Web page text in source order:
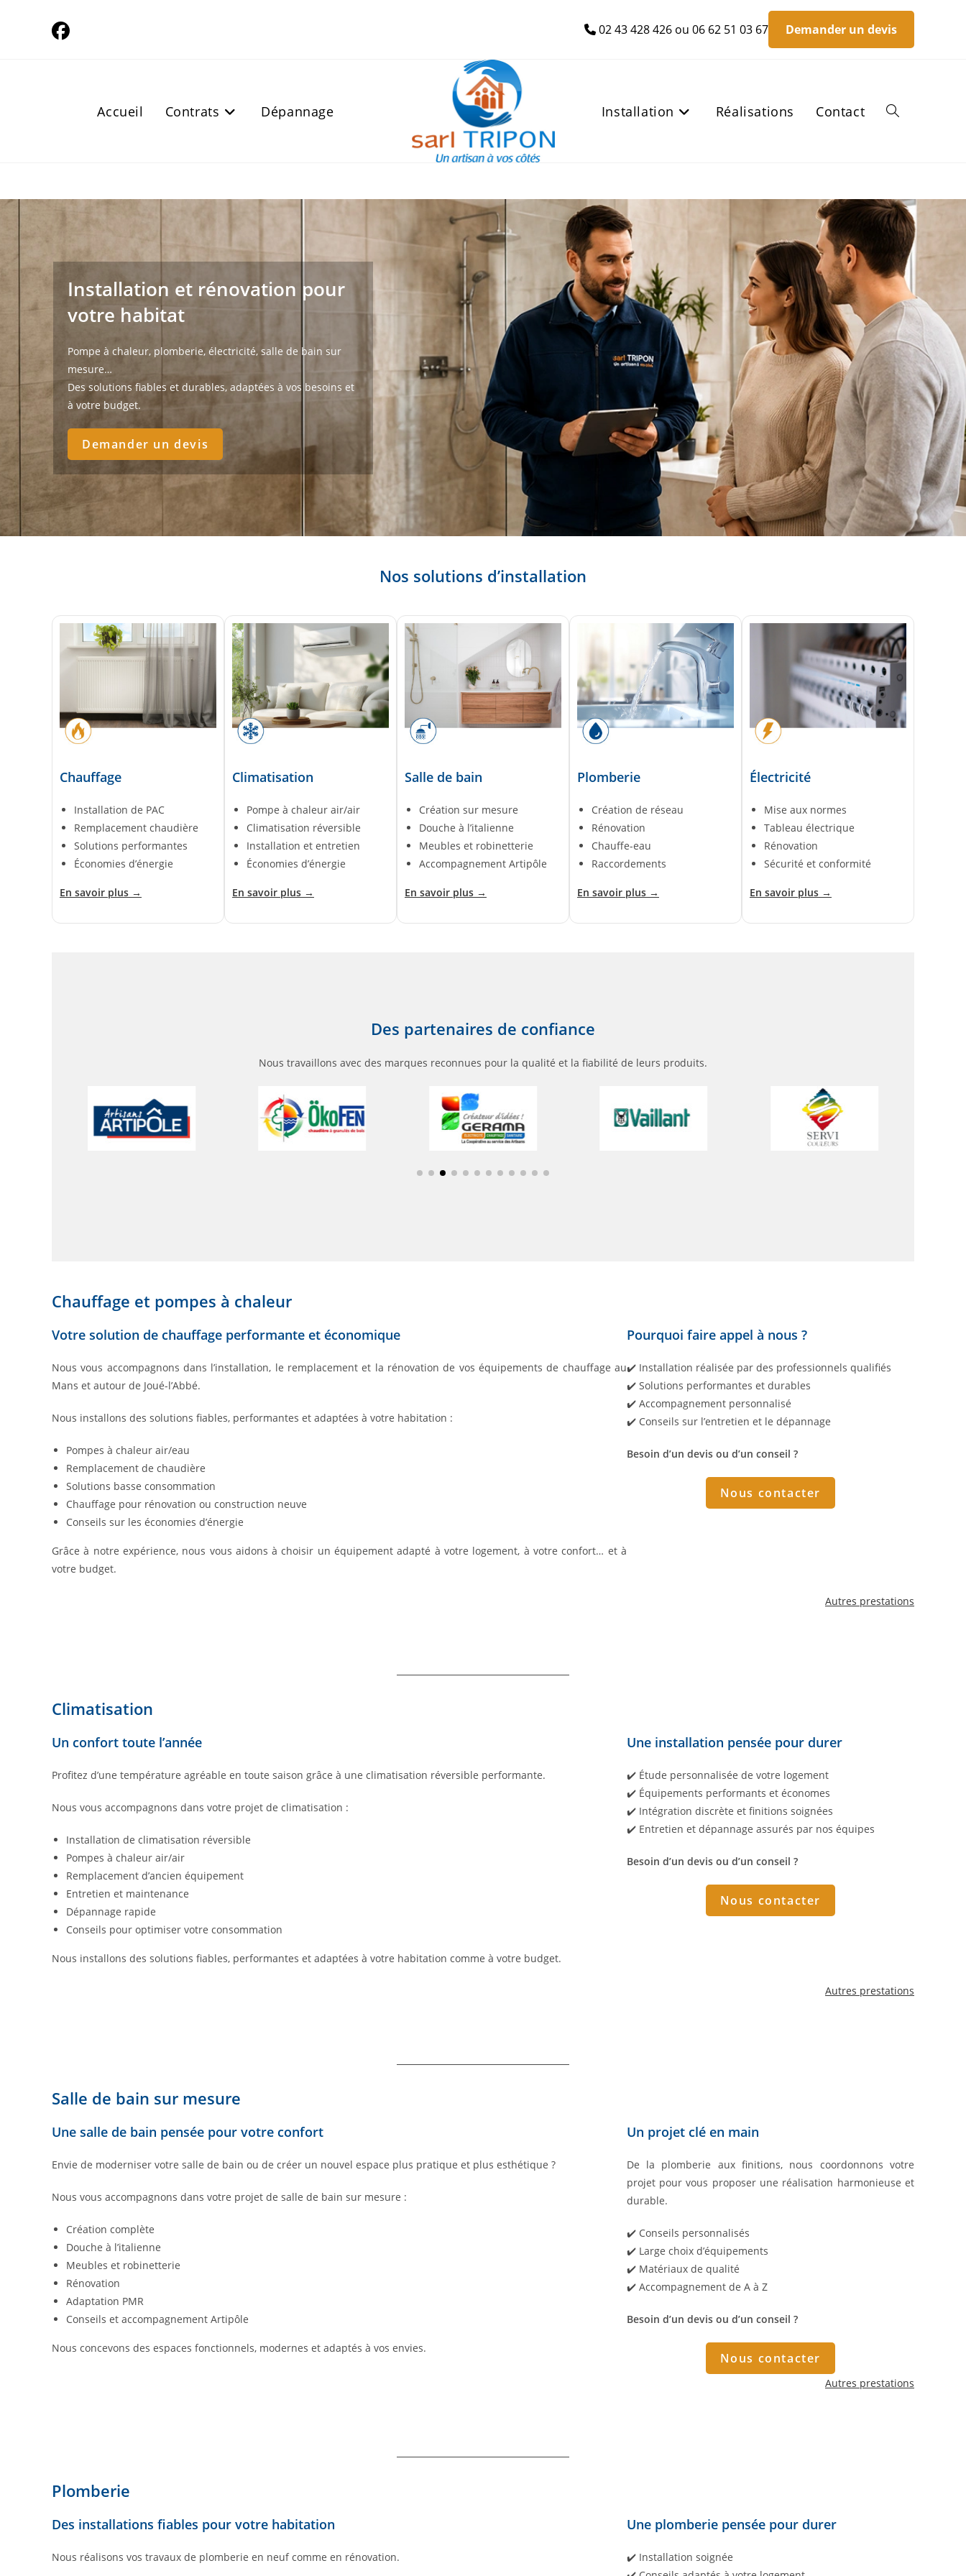
02 43 428 426 ou 06 62 51 03 67 Demander un devis
Accueil Contrats Dépannage Installation Réalisations Contact Toggle
search
Installation et rénovation pour
votre habitat
Pompe à chaleur, plomberie, électricité, salle de bain sur
mesure…
Des solutions fiables et durables, adaptées à vos besoins et
à votre budget.
Demander un devis
Nos solutions d’installation
Chauffage
Installation de PAC
Remplacement chaudière
Solutions performantes
Économies d’énergie
En savoir plus →
Climatisation
Pompe à chaleur air/air
Climatisation réversible
Installation et entretien
Économies d’énergie
En savoir plus →
Salle de bain
Création sur mesure
Douche à l’italienne
Meubles et robinetterie
Accompagnement Artipôle
En savoir plus →
Plomberie
Création de réseau
Rénovation
Chauffe-eau
Raccordements
En savoir plus →
Électricité
Mise aux normes
Tableau électrique
Rénovation
Sécurité et conformité
En savoir plus →
Des partenaires de confiance
Nous travaillons avec des marques reconnues pour la qualité et la fiabilité de leurs produits.
Chauffage et pompes à chaleur
Votre solution de chauffage performante et économique
Nous vous accompagnons dans l’installation, le remplacement et la rénovation de vos équipements de chauffage au
Mans et autour de Joué-l’Abbé.
Nous installons des solutions fiables, performantes et adaptées à votre habitation :
Pompes à chaleur air/eau
Remplacement de chaudière
Solutions basse consommation
Chauffage pour rénovation ou construction neuve
Conseils sur les économies d’énergie
Grâce à notre expérience, nous vous aidons à choisir un équipement adapté à votre logement, à votre confort… et à
votre budget.
Pourquoi faire appel à nous ?
✔️ Installation réalisée par des professionnels qualifiés
✔️ Solutions performantes et durables
✔️ Accompagnement personnalisé
✔️ Conseils sur l’entretien et le dépannage
Besoin d’un devis ou d’un conseil ?
Nous contacter
Autres prestations
Climatisation
Un confort toute l’année
Profitez d’une température agréable en toute saison grâce à une climatisation réversible performante.
Nous vous accompagnons dans votre projet de climatisation :
Installation de climatisation réversible
Pompes à chaleur air/air
Remplacement d’ancien équipement
Entretien et maintenance
Dépannage rapide
Conseils pour optimiser votre consommation
Nous installons des solutions fiables, performantes et adaptées à votre habitation comme à votre budget.
Une installation pensée pour durer
✔️ Étude personnalisée de votre logement
✔️ Équipements performants et économes
✔️ Intégration discrète et finitions soignées
✔️ Entretien et dépannage assurés par nos équipes
Besoin d’un devis ou d’un conseil ?
Nous contacter
Autres prestations
Salle de bain sur mesure
Une salle de bain pensée pour votre confort
Envie de moderniser votre salle de bain ou de créer un nouvel espace plus pratique et plus esthétique ?
Nous vous accompagnons dans votre projet de salle de bain sur mesure :
Création complète
Douche à l’italienne
Meubles et robinetterie
Rénovation
Adaptation PMR
Conseils et accompagnement Artipôle
Nous concevons des espaces fonctionnels, modernes et adaptés à vos envies.
Un projet clé en main
De la plomberie aux finitions, nous coordonnons votre
projet pour vous proposer une réalisation harmonieuse et
durable.
✔️ Conseils personnalisés
✔️ Large choix d’équipements
✔️ Matériaux de qualité
✔️ Accompagnement de A à Z
Besoin d’un devis ou d’un conseil ?
Nous contacter
Autres prestations
Plomberie
Des installations fiables pour votre habitation
Nous réalisons vos travaux de plomberie en neuf comme en rénovation.
Une plomberie pensée pour durer
✔️ Installation soignée